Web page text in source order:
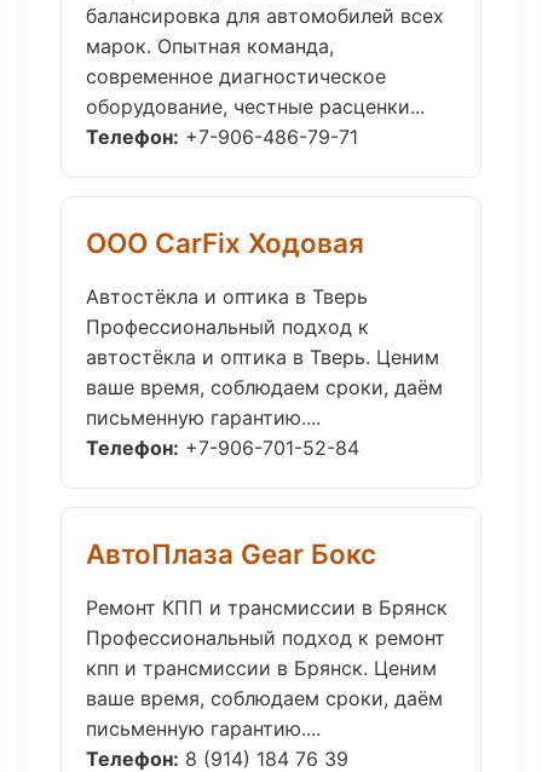
балансировка для автомобилей всех
марок. Опытная команда,
современное диагностическое
оборудование, честные расценки...
Телефон: +7-906-486-79-71
ООО CarFix Ходовая
Автостёкла и оптика в Тверь
Профессиональный подход к
автостёкла и оптика в Тверь. Ценим
ваше время, соблюдаем сроки, даём
письменную гарантию....
Телефон: +7-906-701-52-84
АвтоПлаза Gear Бокс
Ремонт КПП и трансмиссии в Брянск
Профессиональный подход к ремонт
кпп и трансмиссии в Брянск. Ценим
ваше время, соблюдаем сроки, даём
письменную гарантию....
Телефон: 8 (914) 184 76 39